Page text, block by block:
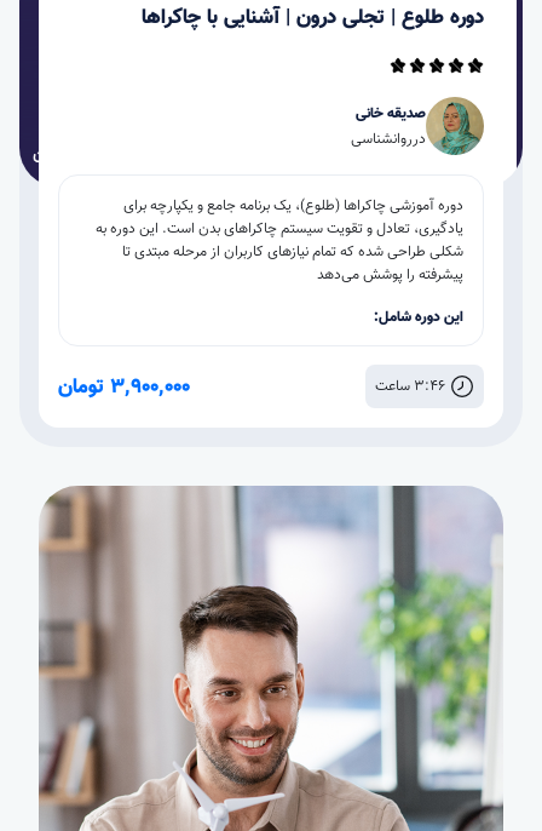
دوره طلوع | تجلی درون | آشنایی با چاکراها
صدیقه خانی
درروانشناسی
دوره آموزشی چاکراها (طلوع)، یک برنامه جامع و یکپارچه برای
یادگیری، تعادل و تقویت سیستم چاکراهای بدن است. این دوره به
شکلی طراحی شده که تمام نیازهای کاربران از مرحله مبتدی تا
پیشرفته را پوشش می‌دهد
این دوره شامل:
پشتیبانی مدرس
3:46 ساعت 3,900,000 تومان